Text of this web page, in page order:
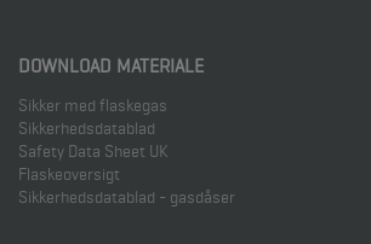
DOWNLOAD MATERIALE
Sikker med flaskegas
Sikkerhedsdatablad
Safety Data Sheet UK
Flaskeoversigt
Sikkerhedsdatablad - gasdåser